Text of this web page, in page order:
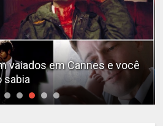
vaiados em Cannes e você
sabia